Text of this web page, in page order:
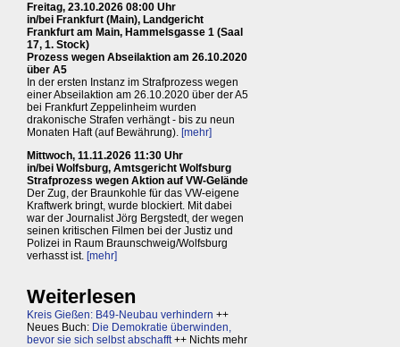
Freitag, 23.10.2026 08:00 Uhr
in/bei Frankfurt (Main), Landgericht
Frankfurt am Main, Hammelsgasse 1 (Saal
17, 1. Stock)
Prozess wegen Abseilaktion am 26.10.2020
über A5
In der ersten Instanz im Strafprozess wegen
einer Abseilaktion am 26.10.2020 über der A5
bei Frankfurt Zeppelinheim wurden
drakonische Strafen verhängt - bis zu neun
Monaten Haft (auf Bewährung). [mehr]
Mittwoch, 11.11.2026 11:30 Uhr
in/bei Wolfsburg, Amtsgericht Wolfsburg
Strafprozess wegen Aktion auf VW-Gelände
Der Zug, der Braunkohle für das VW-eigene
Kraftwerk bringt, wurde blockiert. Mit dabei
war der Journalist Jörg Bergstedt, der wegen
seinen kritischen Filmen bei der Justiz und
Polizei in Raum Braunschweig/Wolfsburg
verhasst ist. [mehr]
Weiterlesen
Kreis Gießen: B49-Neubau verhindern ++
Neues Buch: Die Demokratie überwinden,
bevor sie sich selbst abschafft++ Nichts mehr